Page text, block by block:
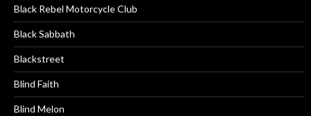
Black Rebel Motorcycle Club
Black Sabbath
Blackstreet
Blind Faith
Blind Melon